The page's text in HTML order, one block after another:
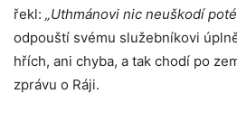
řekl: „Uthmánovi nic neuškodí
odpouští svému služebníkovi
hřích, ani chyba, a tak chodí po
zprávu o Ráji.